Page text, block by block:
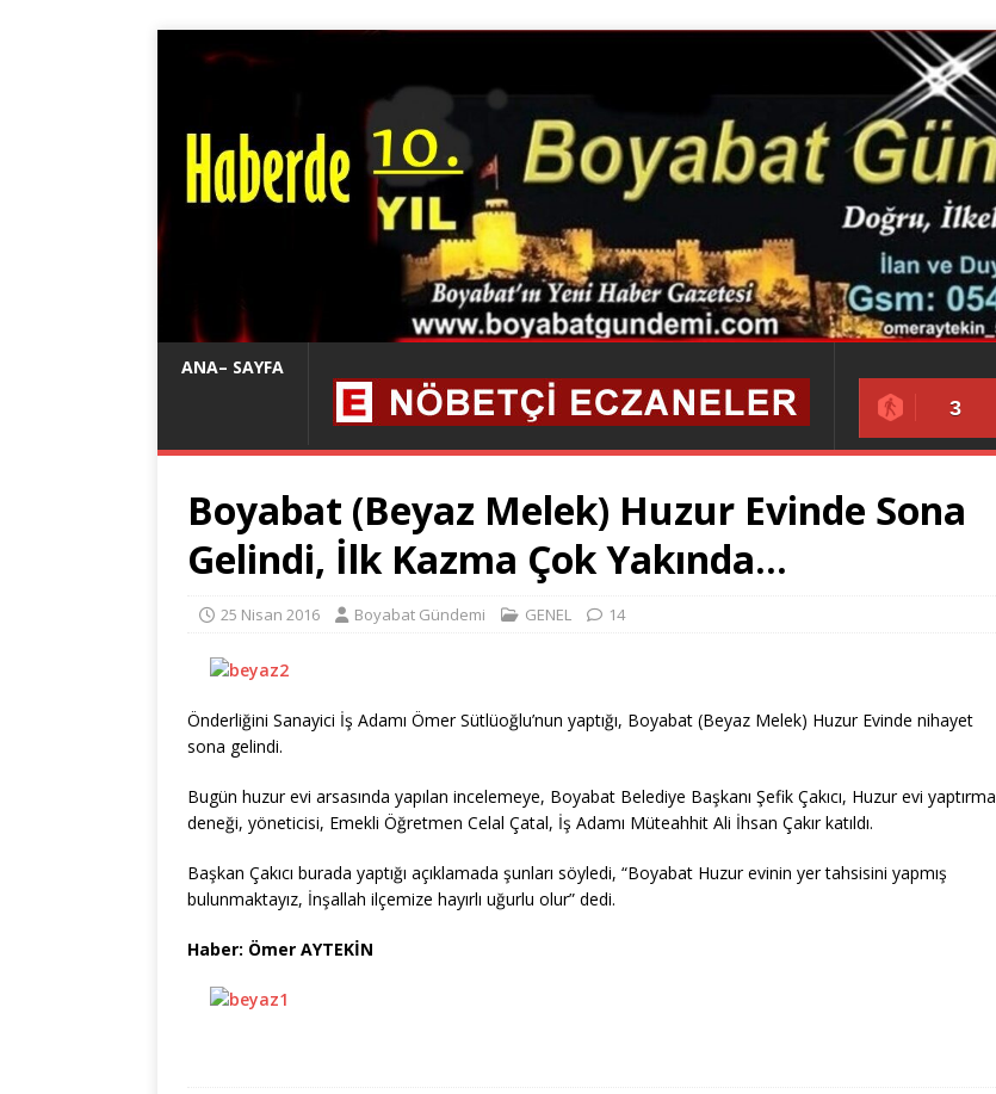
ANA– SAYFA
3
Boyabat (Beyaz Melek) Huzur Evinde Sona
Gelindi, İlk Kazma Çok Yakında…
25 Nisan 2016 Boyabat Gündemi GENEL 14
Önderliğini Sanayici İş Adamı Ömer Sütlüoğlu’nun yaptığı, Boyabat (Beyaz Melek) Huzur Evinde nihayet
sona gelindi.
Bugün huzur evi arsasında yapılan incelemeye, Boyabat Belediye Başkanı Şefik Çakıcı, Huzur evi yaptırma
deneği, yöneticisi, Emekli Öğretmen Celal Çatal, İş Adamı Müteahhit Ali İhsan Çakır katıldı.
Başkan Çakıcı burada yaptığı açıklamada şunları söyledi, “Boyabat Huzur evinin yer tahsisini yapmış
bulunmaktayız, İnşallah ilçemize hayırlı uğurlu olur” dedi.
Haber: Ömer AYTEKİN